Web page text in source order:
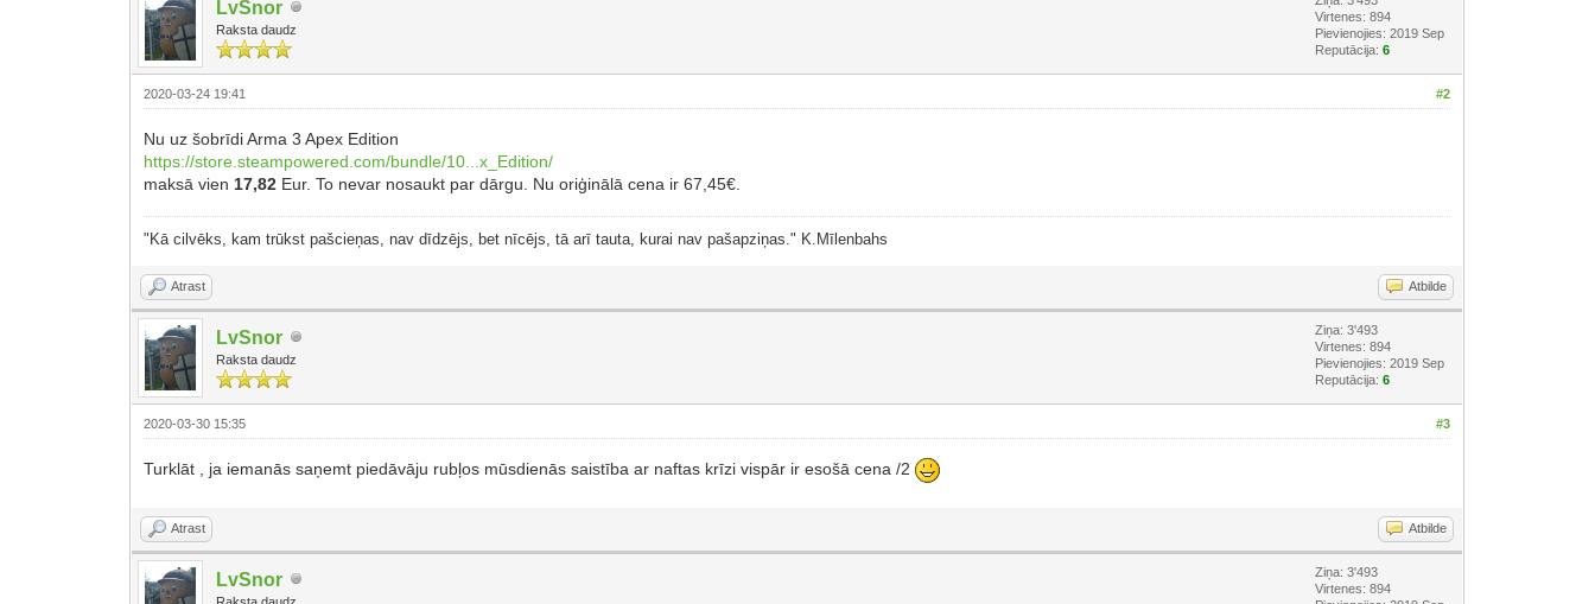
LvSnor
Raksta daudz
Virtenes: 894
Pievienojies: 2019 Sep
Reputācija:6
#2
2020-03-24 19:41
Nu uz šobrīdi Arma 3 Apex Edition
https://store.steampowered.com/bundle/10...x_Edition/
maksā vien 17,82 Eur. To nevar nosaukt par dārgu. Nu oriģinālā cena ir 67,45€.
"Kā cilvēks, kam trūkst pašcieņas, nav dīdzējs, bet nīcējs, tā arī tauta, kurai nav pašapziņas." K.Mīlenbahs
Atrast Atbilde
LvSnor
Raksta daudz
Ziņa: 3'493
Virtenes: 894
Pievienojies: 2019 Sep
Reputācija:6
#3
2020-03-30 15:35
Turklāt , ja iemanās saņemt piedāvāju rubļos mūsdienās saistība ar naftas krīzi vispār ir esošā cena /2
Atrast Atbilde
LvSnor
Ziņa: 3'493
Virtenes: 894